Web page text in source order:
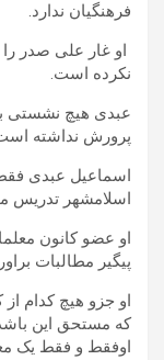
فرهنگیان ندارد.
او غار علی صدر
نکرده است.
عبدی هیچ نشستی
پرورش نداشته
اسماعیل عبدی
اسلامشهر تدریس
او عضو کانون
پیگیر مطالبات
او جزو هیچ کدام
که مستحق این
اوفقط و فقط یک